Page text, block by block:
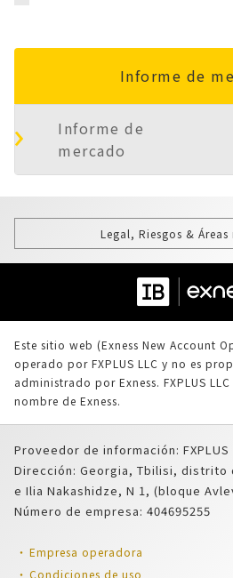
Informe de
Informe de
mercado
Legal, Riesgos &
Este sitio web (Exness New Account
operado por FXPLUS LLC y no es
administrado por Exness. FXPLUS
nombre de Exness.
Proveedor de información: FXPLUS
Dirección: Georgia, Tbilisi, distrito
e Ilia Nakashidze, N 1, (bloque
Número de empresa: 404695255
Empresa operadora
Condiciones de uso